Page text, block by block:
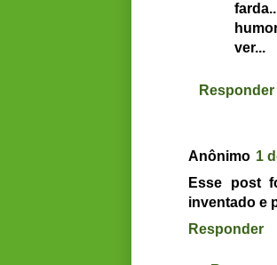
ver...
Responder
Anônimo 1
Esse post
inventado e
Responder